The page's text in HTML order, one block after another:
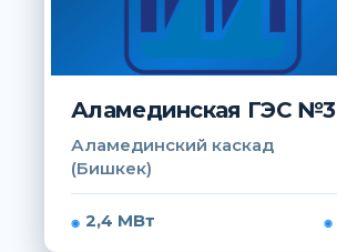
Аламединская ГЭС №3
Аламединский каскад
(Бишкек)
2,4 МВт